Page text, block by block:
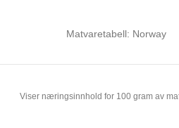
Matvaretabell: Norway
Viser næringsinnhold for 100 gram av